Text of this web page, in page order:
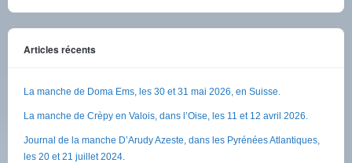
Articles récents
La manche de Doma Ems, les 30 et 31 mai 2026, en Suisse.
La manche de Crèpy en Valois, dans l’Oise, les 11 et 12 avril 2026.
Journal de la manche D’Arudy Azeste, dans les Pyrénées Atlantiques,
les 20 et 21 juillet 2024.